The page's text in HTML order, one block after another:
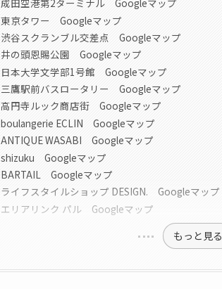
成田空港第2ターミナル Googleマップ
東京タワー Googleマップ
渋谷スクランブル交差点 Googleマップ
井の頭恩賜公園 Googleマップ
日本大学文学部1号館 Googleマップ
三鷹駅前バスロータリー Googleマップ
高円寺ルック商店街 Googleマップ
boulangerie ECLIN Googleマップ
ANTIQUE WASABI Googleマップ
shizuku Googleマップ
BARTAIL Googleマップ
ライフスタイルショップ DESIGN. Googleマップ
エリアリンク パル Googleマップ
もっと見る